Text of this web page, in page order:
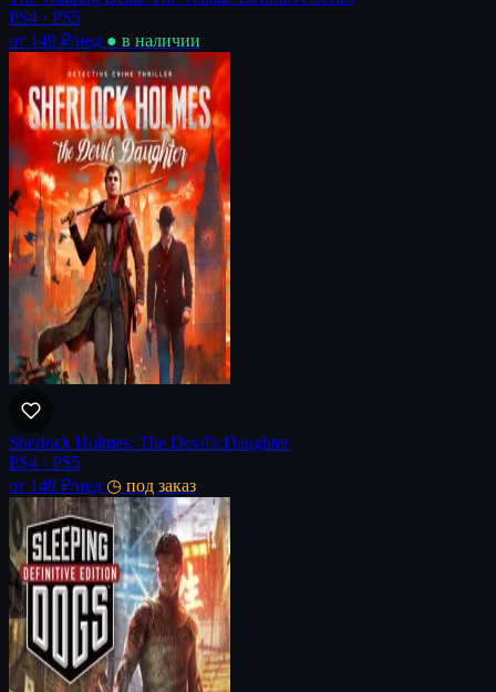
PS4 · PS5
от 149 ₽/нед ● в наличии
Sherlock Holmes: The Devil's Daughter
PS4 · PS5
от 149 ₽/нед ◷ под заказ